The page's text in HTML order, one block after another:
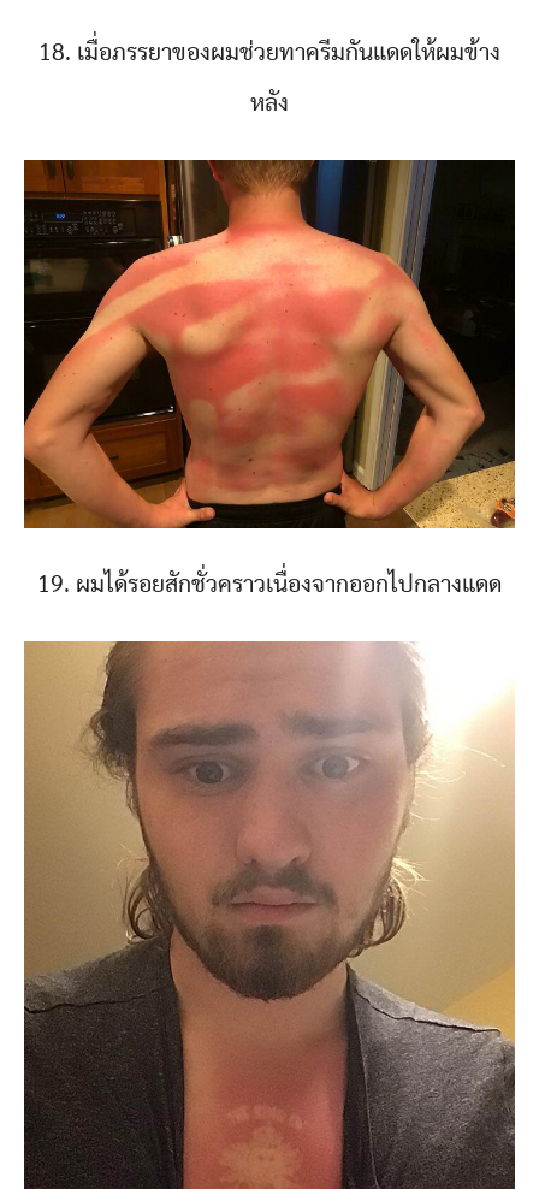
18. เมื่อภรรยาของผมช่วยทาครีมกันแดดให้ผมข้าง
หลัง
19. ผมได้รอยสักชั่วคราวเนื่องจากออกไปกลางแดด